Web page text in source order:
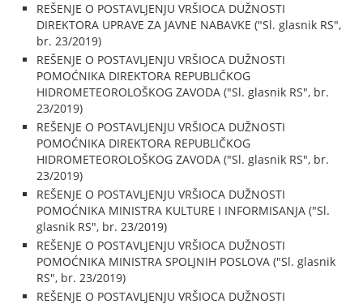
REŠENJE O POSTAVLJENJU VRŠIOCA DUŽNOSTI
DIREKTORA UPRAVE ZA JAVNE NABAVKE ("Sl. glasnik RS",
br. 23/2019)
REŠENJE O POSTAVLJENJU VRŠIOCA DUŽNOSTI
POMOĆNIKA DIREKTORA REPUBLIČKOG
HIDROMETEOROLOŠKOG ZAVODA ("Sl. glasnik RS", br.
23/2019)
REŠENJE O POSTAVLJENJU VRŠIOCA DUŽNOSTI
POMOĆNIKA DIREKTORA REPUBLIČKOG
HIDROMETEOROLOŠKOG ZAVODA ("Sl. glasnik RS", br.
23/2019)
REŠENJE O POSTAVLJENJU VRŠIOCA DUŽNOSTI
POMOĆNIKA MINISTRA KULTURE I INFORMISANJA ("Sl.
glasnik RS", br. 23/2019)
REŠENJE O POSTAVLJENJU VRŠIOCA DUŽNOSTI
POMOĆNIKA MINISTRA SPOLJNIH POSLOVA ("Sl. glasnik
RS", br. 23/2019)
REŠENJE O POSTAVLJENJU VRŠIOCA DUŽNOSTI